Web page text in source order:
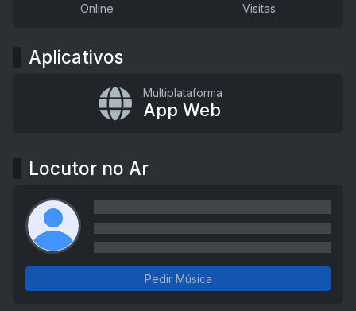
Online Visitas
Aplicativos
Multiplataforma
App Web
Locutor no Ar
Pedir Música